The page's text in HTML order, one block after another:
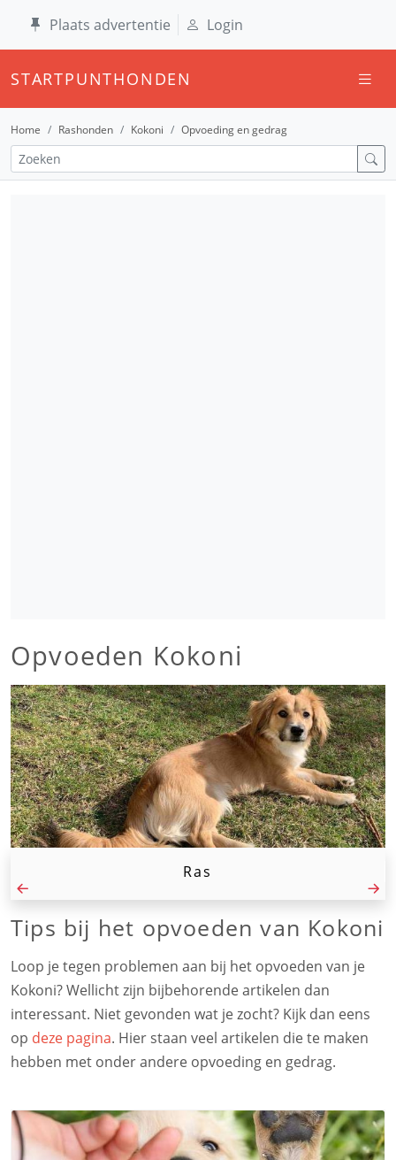
Plaats advertentie Login
STARTPUNTHONDEN
Home Rashonden Kokoni Opvoeding en gedrag
Opvoeden Kokoni
Ras
Tips bij het opvoeden van Kokoni
Loop je tegen problemen aan bij het opvoeden van je
Kokoni? Wellicht zijn bijbehorende artikelen dan
interessant. Niet gevonden wat je zocht? Kijk dan eens
op deze pagina. Hier staan veel artikelen die te maken
hebben met onder andere opvoeding en gedrag.